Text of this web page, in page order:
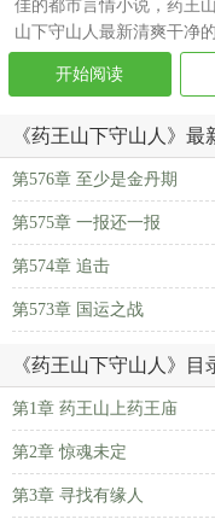
佳的都市言情小说，药王
山下守山人最新清爽干净
开始阅读
《药王山下守山人》最
第576章 至少是金丹期
第575章 一报还一报
第574章 追击
第573章 国运之战
《药王山下守山人》目
第1章 药王山上药王庙
第2章 惊魂未定
第3章 寻找有缘人